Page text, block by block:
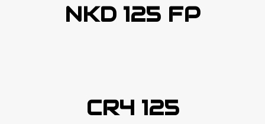
NKD 125 FP
CR4 125